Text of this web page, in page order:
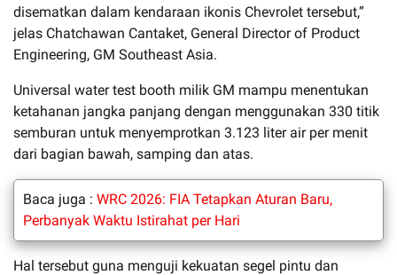
disematkan dalam kendaraan ikonis Chevrolet tersebut,”
jelas Chatchawan Cantaket, General Director of Product
Engineering, GM Southeast Asia.
Universal water test booth milik GM mampu menentukan
ketahanan jangka panjang dengan menggunakan 330 titik
semburan untuk menyemprotkan 3.123 liter air per menit
dari bagian bawah, samping dan atas.
Baca juga : WRC 2026: FIA Tetapkan Aturan Baru,
Perbanyak Waktu Istirahat per Hari
Hal tersebut guna menguji kekuatan segel pintu dan